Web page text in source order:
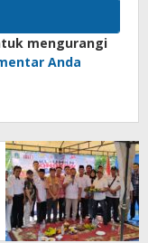
mengurangi
Anda